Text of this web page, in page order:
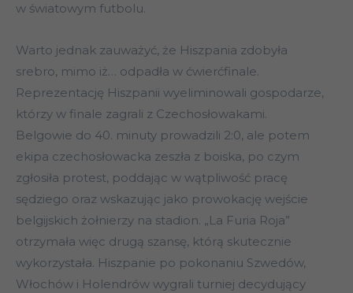
w światowym futbolu.
Warto jednak zauważyć, że Hiszpania zdobyła
srebro, mimo iż… odpadła w ćwierćfinale.
Reprezentację Hiszpanii wyeliminowali gospodarze,
którzy w finale zagrali z Czechosłowakami.
Belgowie do 40. minuty prowadzili 2:0, ale potem
ekipa czechosłowacka zeszła z boiska, po czym
zgłosiła protest, poddając w wątpliwość pracę
sędziego oraz wskazując jako prowokację wejście
belgijskich żołnierzy na stadion. „La Furia Roja”
otrzymała więc drugą szansę, którą skutecznie
wykorzystała. Hiszpanie po pokonaniu Szwedów,
Włochów i Holendrów wygrali turniej decydujący